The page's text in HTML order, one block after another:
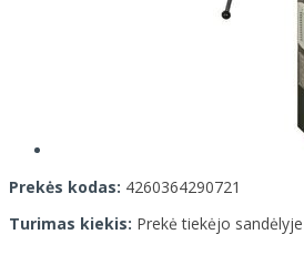
Prekės kodas: 4260364290721
Turimas kiekis: Prekė tiekėjo sandėlyje